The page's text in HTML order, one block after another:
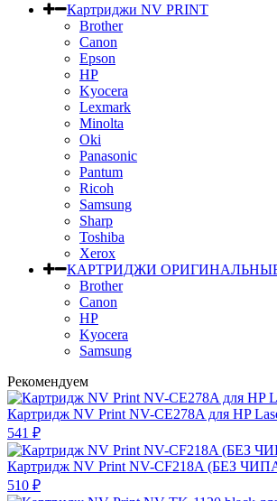
Картриджи NV PRINT
Brother
Canon
Epson
HP
Kyocera
Lexmark
Minolta
Oki
Panasonic
Pantum
Ricoh
Samsung
Sharp
Toshiba
Xerox
КАРТРИДЖИ
Brother
Canon
HP
Kyocera
Samsung
Рекомендуем
Картридж NV Print NV-CE278A для HP
541 ₽
Картридж NV Print NV-CF218A (БЕЗ
510 ₽